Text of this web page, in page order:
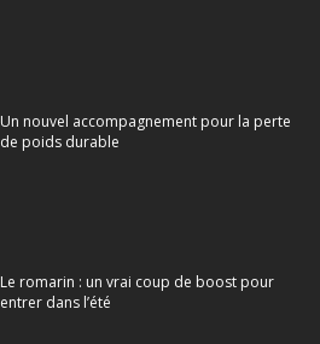
Un nouvel accompagnement pour la perte
de poids durable
Le romarin : un vrai coup de boost pour
entrer dans l’été